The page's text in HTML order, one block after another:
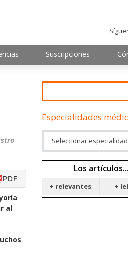
Suscripciones
PDF
al
Especialidades
Los artículos...
+ relevantes +